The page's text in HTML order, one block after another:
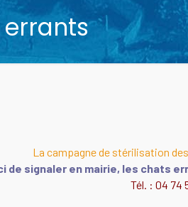
La campagne de stérilisation
de signaler en mairie, les chats
Tél. : 04 74